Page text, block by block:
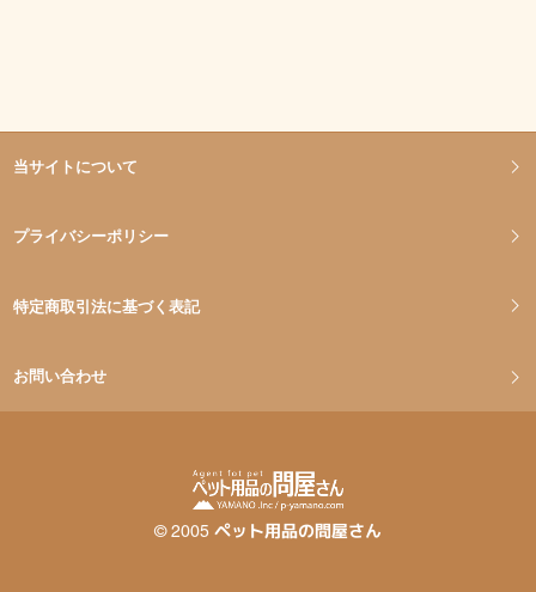
当サイトについて
プライバシーポリシー
特定商取引法に基づく表記
お問い合わせ
©